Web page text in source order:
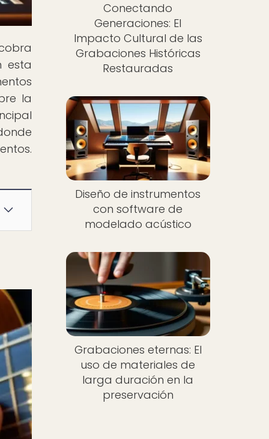
esta
la
Conectando
Generaciones: El
Impacto Cultural de las
Grabaciones Históricas
Restauradas
Diseño de instrumentos
con software de
modelado acústico
Grabaciones eternas: El
uso de materiales de
larga duración en la
preservación